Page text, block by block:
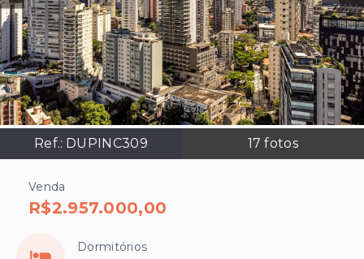
Ref.: DUPINC309 17 fotos
Venda
R$2.957.000,00
Dormitórios